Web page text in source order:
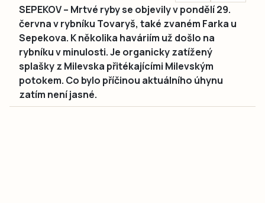
SEPEKOV – Mrtvé ryby se objevily v pondělí 29.
června v rybníku Tovaryš, také zvaném Farka u
Sepekova. K několika haváriím už došlo na
rybníku v minulosti. Je organicky zatížený
splašky z Milevska přitékajícími Milevským
potokem. Co bylo příčinou aktuálního úhynu
zatím není jasné.